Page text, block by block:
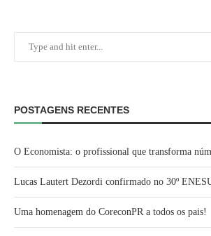
POSTAGENS RECENTES
O Economista: o profissional que transforma
Lucas Lautert Dezordi confirmado no 30º
Uma homenagem do CoreconPR a todos os pais!